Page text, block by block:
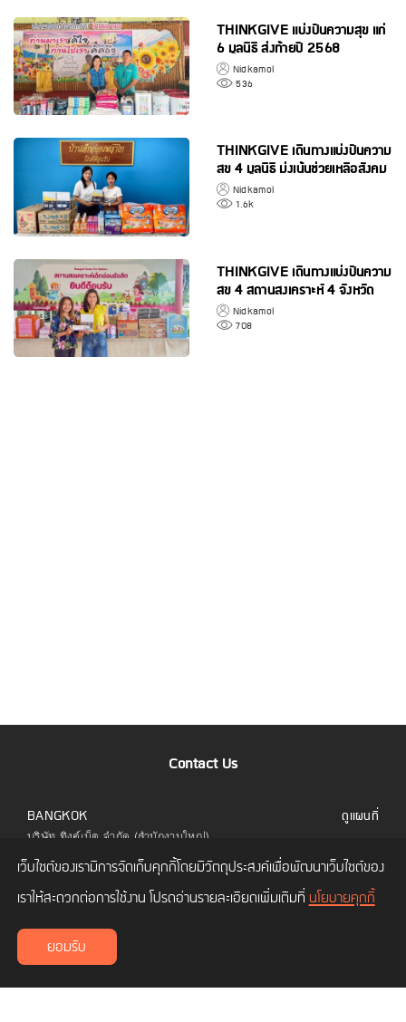
THINKGIVE แบ่งปันความสุข แก่
6 มูลนิธิ ส่งท้ายปี 2568
Nidkamol
536
THINKGIVE เดินทางแบ่งปันความ
สุข 4 มูลนิธิ มุ่งเน้นช่วยเหลือสังคม
อย่างต่อเนื่อง
Nidkamol
1.6k
THINKGIVE เดินทางแบ่งปันความ
สุข 4 สถานสงเคราะห์ 4 จังหวัด
Nidkamol
708
Contact Us
BANGKOK
บริษัท ทิงค์เน็ต จำกัด (สำนักงานใหญ่)
323 อาคารยูไนเต็ดเซ็นเตอร์ ชั้น 6 ห้อง 601 ถนน
สีลม แขวงสีลม เขตบางรัก กทม. 10500
โทร. 02 480 9990
ดูแผนที่
CHIANG MAI
บริษัท ทิงค์เน็ต จำกัด (สาขาเชียงใหม่)
เว็บไซต์ของเรามีการจัดเก็บคุกกี้โดยมีวัตถุประสงค์เพื่อพัฒนาเว็บไซต์ของ
เราให้สะดวกต่อการใช้งาน โปรดอ่านรายละเอียดเพิ่มเติมที่ นโยบายคุกกี้
ยอมรับ